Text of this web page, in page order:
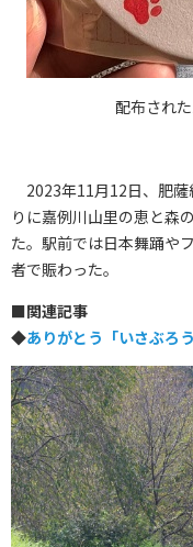
配布され
2023年11月12日、肥薩
りに嘉例川山里の恵と森
た。駅前では日本舞踊や
者で賑わった。
■関連記事
◆ありがとう「いさぶろ